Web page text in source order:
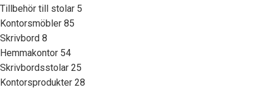
Tillbehör till stolar 5
Kontorsmöbler 85
Skrivbord 8
Hemmakontor 54
Skrivbordsstolar 25
Kontorsprodukter 28